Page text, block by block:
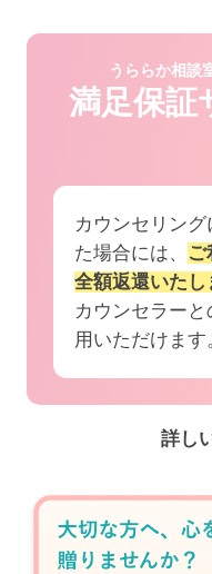
うららか相談
満足保証
カウンセリン
た場合には、
ご
全額返還いたし
カウンセラー
用いただけます
詳し